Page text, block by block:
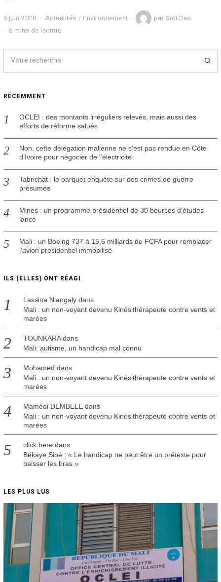
5 juin 2020
j
u
2
0
Actualités / Environnement par Sidi Dao
6 mins de lecture
RÉCEMMENT
OCLEI : des montants irréguliers relevés, mais aussi des
efforts de réforme salués
Non, cette délégation malienne ne s’est pas rendue en Côte
d’Ivoire pour négocier de l’électricité
Tabrichat : le parquet enquête sur des crimes de guerre
présumés
Mines : un programme présidentiel de 30 bourses d’études
lancé
Mali : un Boeing 737 à 15,6 milliards de FCFA pour remplacer
l’avion présidentiel immobilisé
ILS (ELLES) ONT RÉAGI
Lassina Niangalydans
Mali : un non-voyant devenu Kinésithérapeute contre vents et
marées
TOUNKARAdans
Mali: autisme, un handicap mal connu
Mohamed dans
Mali : un non-voyant devenu Kinésithérapeute contre vents et
marées
Mamédi DEMBELEdans
Mali : un non-voyant devenu Kinésithérapeute contre vents et
marées
click here dans
Békaye Sibé : « Le handicap ne peut être un prétexte pour
baisser les bras »
LES PLUS LUS